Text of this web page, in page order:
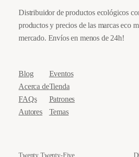
Distribuidor de productos ecológicos
productos y precios de las marcas eco
mercado. Envíos en menos de 24h!
Blog
Acerca de
FAQs
Autores
Eventos
Tienda
Patrones
Temas
Twenty Twenty-Five